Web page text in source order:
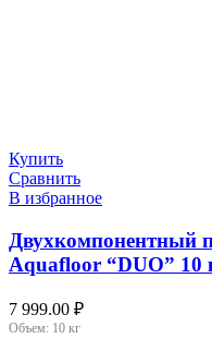
Купить
Сравнить
В избранное
Двухкомпонентный
Aquafloor “DUO” 10
7 999.00 ₽
Объем: 10 кг